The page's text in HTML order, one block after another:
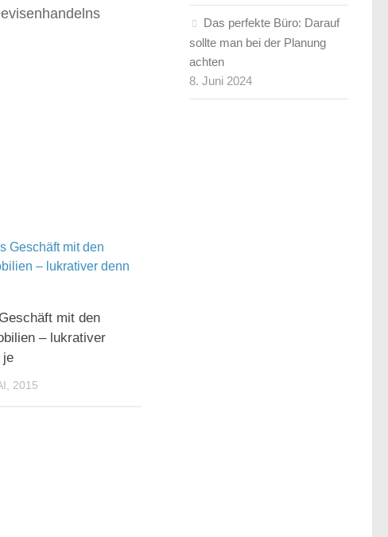
mit den
– lukrativer
je
2015
Das perfekte Büro: Darauf
sollte man bei der Planung
achten
8. Juni 2024